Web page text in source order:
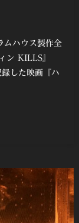
ムハウス製作全
ン KILLS』
した映画『ハ